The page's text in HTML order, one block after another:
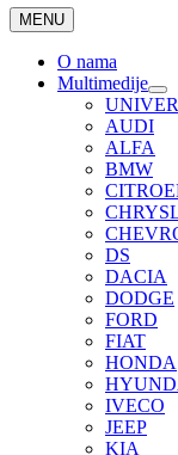
MENU
O nama
Multimedije
AUDI
ALFA
BMW
DS
DACIA
DODGE
FORD
FIAT
HONDA
IVECO
JEEP
KIA